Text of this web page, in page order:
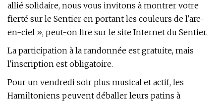
allié solidaire, nous vous invitons à montrer votre
fierté sur le Sentier en portant les couleurs de l'arc-
en-ciel », peut-on lire sur le site Internet du Sentier.
La participation à la randonnée est gratuite, mais
l'inscription est obligatoire.
Pour un vendredi soir plus musical et actif, les
Hamiltoniens peuvent déballer leurs patins à